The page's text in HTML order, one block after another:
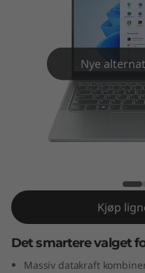
4
Nye
Kjøp
Det smartere valget
Massiv datakraft